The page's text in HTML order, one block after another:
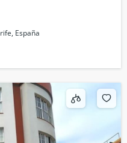
España